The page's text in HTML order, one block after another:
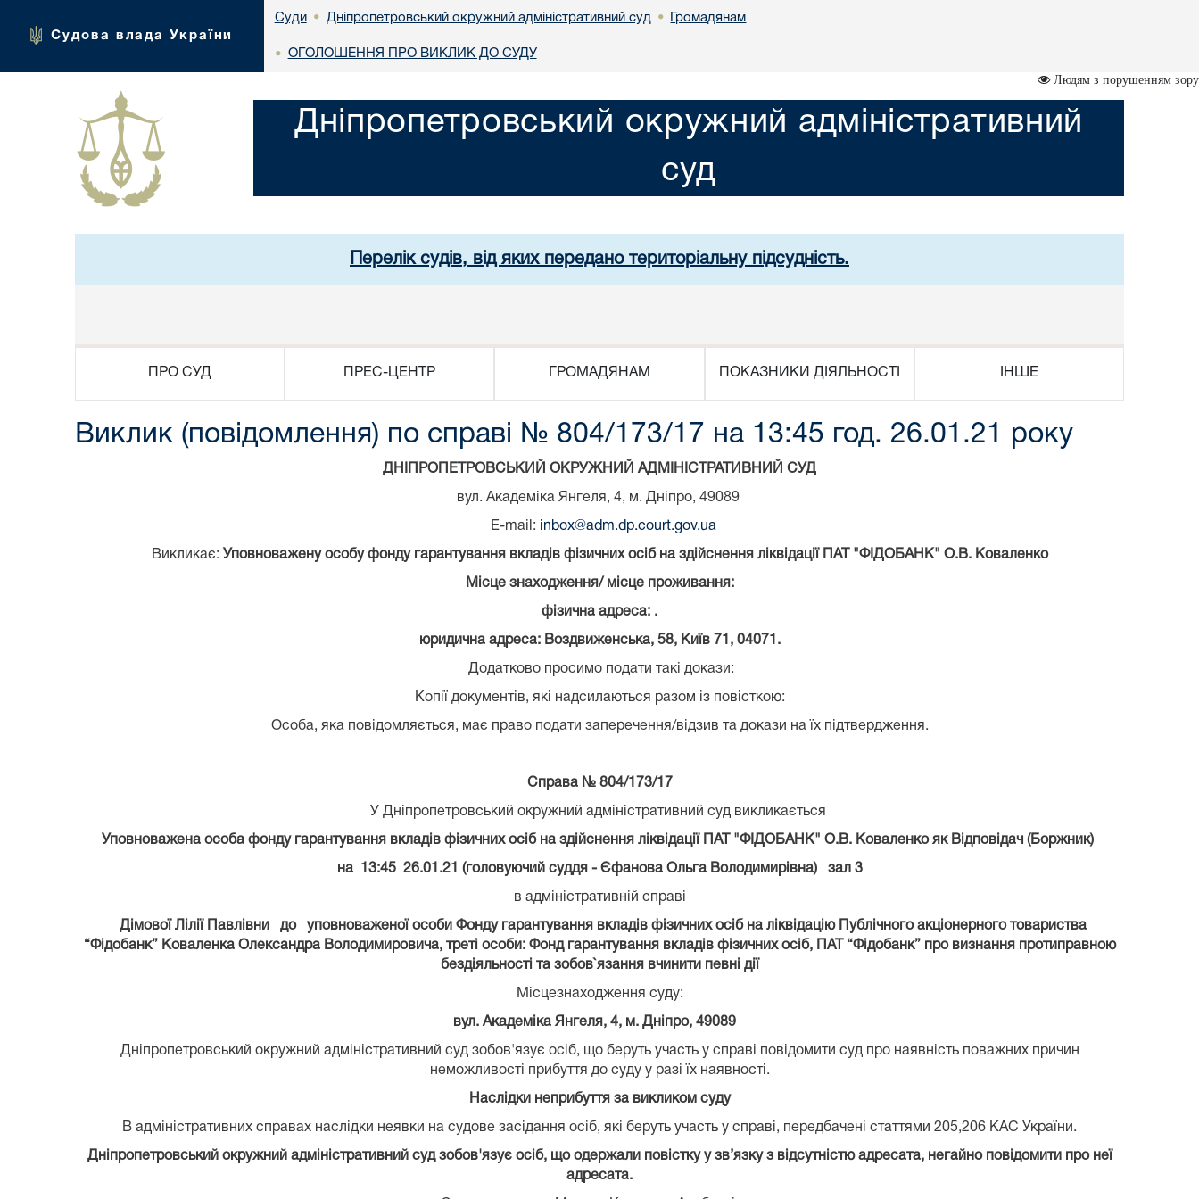
Судова влада України
Суди • Дніпропетровський окружний адміністративний суд • Громадянам
• ОГОЛОШЕННЯ ПРО ВИКЛИК ДО СУДУ
Людям з порушенням зору
Дніпропетровський окружний адміністративний
суд
Перелік судів, від яких передано територіальну підсудність.
ПРО СУД ПРЕС-ЦЕНТР ГРОМАДЯНАМ ПОКАЗНИКИ ДІЯЛЬНОСТІ ІНШЕ
Виклик (повідомлення) по справі № 804/173/17 на 13:45 год. 26.01.21 року
ДНІПРОПЕТРОВСЬКИЙ ОКРУЖНИЙ АДМІНІСТРАТИВНИЙ СУД
вул. Академіка Янгеля, 4, м. Дніпро, 49089
E-mail: inbox@adm.dp.court.gov.ua
Викликає: Уповноважену особу фонду гарантування вкладів фізичних осіб на здійснення ліквідації ПАТ "ФІДОБАНК" О.В. Коваленко
Місце знаходження/ місце проживання:
фізична адреса: .
юридична адреса: Воздвиженська, 58, Київ 71, 04071.
Додатково просимо подати такі докази:
Копії документів, які надсилаються разом із повісткою:
Особа, яка повідомляється, має право подати заперечення/відзив та докази на їх підтвердження.
Справа № 804/173/17
У Дніпропетровський окружний адміністративний суд викликається
Уповноважена особа фонду гарантування вкладів фізичних осіб на здійснення ліквідації ПАТ "ФІДОБАНК" О.В. Коваленко як Відповідач (Боржник)
на 13:45 26.01.21 (головуючий суддя - Єфанова Ольга Володимирівна) зал 3
в адміністративній справі
Дімової Лілії Павлівни до уповноваженої особи Фонду гарантування вкладів фізичних осіб на ліквідацію Публічного акціонерного товариства
“Фідобанк” Коваленка Олександра Володимировича, треті особи: Фонд гарантування вкладів фізичних осіб, ПАТ “Фідобанк” про визнання протиправною
бездіяльності та зобов`язання вчинити певні дії
Місцезнаходження суду:
вул. Академіка Янгеля, 4, м. Дніпро, 49089
Дніпропетровський окружний адміністративний суд зобов'язує осіб, що беруть участь у справі повідомити суд про наявність поважних причин
неможливості прибуття до суду у разі їх наявності.
Наслідки неприбуття за викликом суду
В адміністративних справах наслідки неявки на судове засідання осіб, які беруть участь у справі, передбачені статтями 205,206 КАС України.
Дніпропетровський окружний адміністративний суд зобов'язує осіб, що одержали повістку у зв’язку з відсутністю адресата, негайно повідомити про неї
адресата.